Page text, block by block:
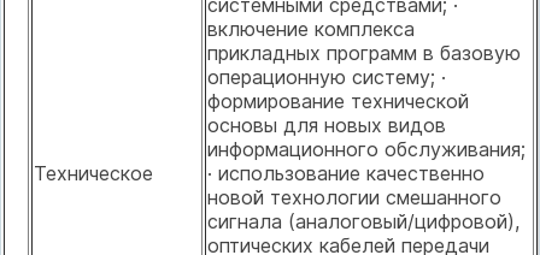
Техническое
включение комплекса
прикладных программ в базовую
операционную систему; ·
формирование технической
основы для новых видов
информационного обслуживания;
· использование качественно
новой технологии смешанного
сигнала (аналоговый/цифровой),
оптических кабелей передачи